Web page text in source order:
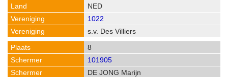
NED
1022
s.v. Des Villiers
8
101905
DE JONG Marijn